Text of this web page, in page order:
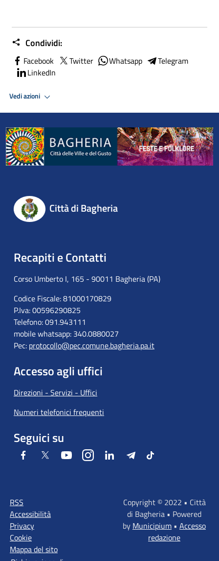
Condividi:
Facebook Twitter Whatsapp
Telegram
LinkedIn
Vedi azioni
Città di Bagheria
Recapiti e Contatti
Corso Umberto I, 165 - 90011 Bagheria (PA)
Codice Fiscale: 81000170829
P.Iva: 00596290825
Telefono: 091.943111
mobile whatsapp: 340.0880027
Pec: protocollo@pec.comune.bagheria.pa.it
Accesso agli uffici
Direzioni - Servizi - Uffici
Numeri telefonici frequenti
Seguici su
Facebook Twitter YoutubeInstagramLinkedIn TelegramTiktok
RSS
Accessibilità
Privacy
Cookie
Mappa del sito
Copyright © 2022 • Città
di Bagheria • Powered
by Municipium • Accesso
redazione